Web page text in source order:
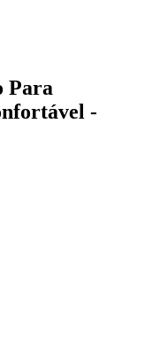
Para
-